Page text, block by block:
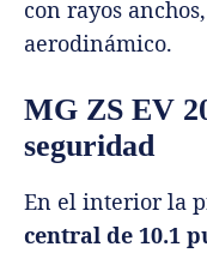
con rayos
aerodinámico.
MG ZS EV
seguridad
En el interior la
central de 10.1